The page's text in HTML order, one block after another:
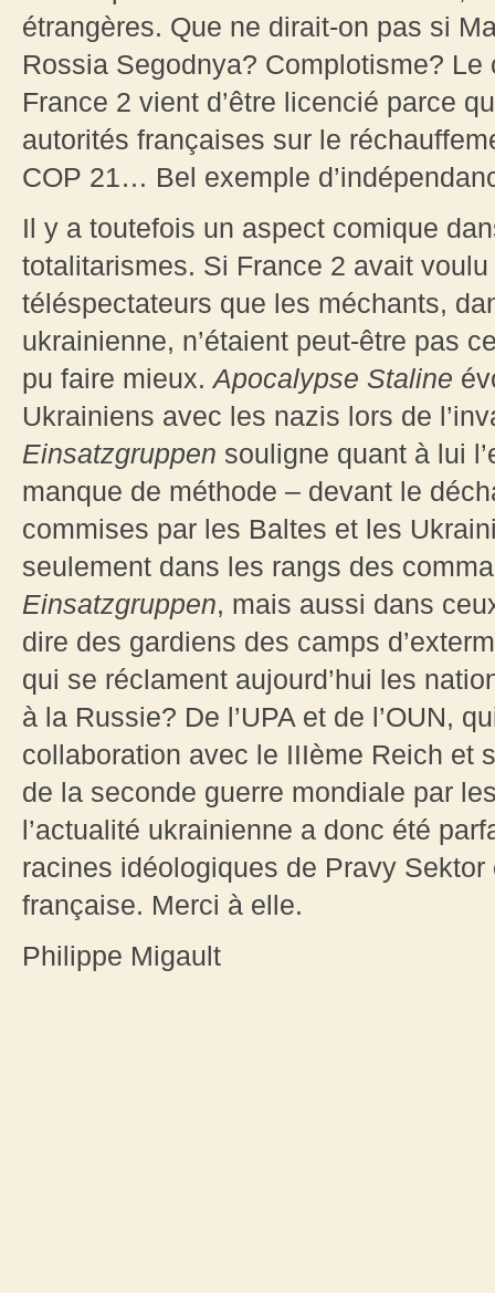
étrangères. Que ne dirait-on pas si
Rossia Segodnya? Complotisme?
France 2 vient d’être licencié parce
autorités françaises sur le
COP 21… Bel exemple
Il y a toutefois un aspect comique
totalitarismes. Si France 2 avait
téléspectateurs que les méchants,
ukrainienne, n’étaient peut-être pas
pu faire mieux.Apocalypse Staline
Ukrainiens avec les nazis lors de
Einsatzgruppen souligne quant à lui
manque de méthode – devant le
commises par les Baltes et les
seulement dans les rangs des
Einsatzgruppen, mais aussi dans
dire des gardiens des camps
qui se réclament aujourd’hui les
à la Russie? De l’UPA et de l’OUN,
collaboration avec le IIIème Reich et
de la seconde guerre mondiale par
l’actualité ukrainienne a donc été
racines idéologiques de Pravy
française. Merci à elle.
Philippe Migault